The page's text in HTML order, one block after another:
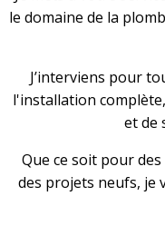
le domaine de la
J’interviens pour
l'installation
et de
Que ce soit pour
des projets neufs, je